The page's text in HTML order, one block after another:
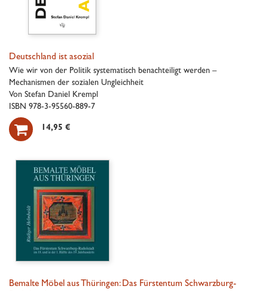
Deutschland ist asozial
Wie wir von der Politik systematisch benachteiligt werden –
Mechanismen der sozialen Ungleichheit
Von Stefan Daniel Krempl
ISBN 978-3-95560-889-7
 14,95 €
Bemalte Möbel aus Thüringen: Das Fürstentum Schwarzburg-